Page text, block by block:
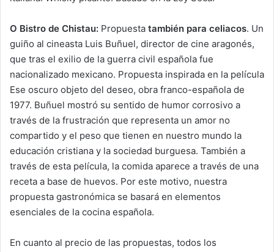
O Bistro de Chistau: Propuesta también para celiacos. Un
guiño al cineasta Luis Buñuel, director de cine aragonés,
que tras el exilio de la guerra civil española fue
nacionalizado mexicano. Propuesta inspirada en la película
Ese oscuro objeto del deseo, obra franco-española de
1977. Buñuel mostró su sentido de humor corrosivo a
través de la frustración que representa un amor no
compartido y el peso que tienen en nuestro mundo la
educación cristiana y la sociedad burguesa. También a
través de esta película, la comida aparece a través de una
receta a base de huevos. Por este motivo, nuestra
propuesta gastronómica se basará en elementos
esenciales de la cocina española.
En cuanto al precio de las propuestas, todos los